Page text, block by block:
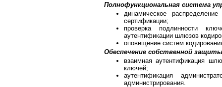
Полнофункциональная система
динамическое
сертификации;
проверка подлинности
аутентификации шлюзов
оповещение систем
Обеспечение собственной защиты
взаимная аутентификация
ключей;
аутентификация
администрирования.